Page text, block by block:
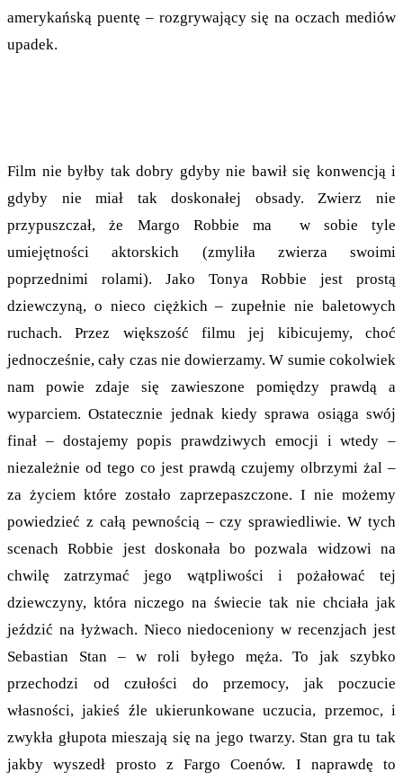
amerykańską puentę – rozgrywający się na oczach mediów
upadek.
Film nie byłby tak dobry gdyby nie bawił się konwencją i
gdyby nie miał tak doskonałej obsady. Zwierz nie
przypuszczał, że Margo Robbie ma w sobie tyle
umiejętności aktorskich (zmyliła zwierza swoimi
poprzednimi rolami). Jako Tonya Robbie jest prostą
dziewczyną, o nieco ciężkich – zupełnie nie baletowych
ruchach. Przez większość filmu jej kibicujemy, choć
jednocześnie, cały czas nie dowierzamy. W sumie cokolwiek
nam powie zdaje się zawieszone pomiędzy prawdą a
wyparciem. Ostatecznie jednak kiedy sprawa osiąga swój
finał – dostajemy popis prawdziwych emocji i wtedy –
niezależnie od tego co jest prawdą czujemy olbrzymi żal –
za życiem które zostało zaprzepaszczone. I nie możemy
powiedzieć z całą pewnością – czy sprawiedliwie. W tych
scenach Robbie jest doskonała bo pozwala widzowi na
chwilę zatrzymać jego wątpliwości i pożałować tej
dziewczyny, która niczego na świecie tak nie chciała jak
jeździć na łyżwach. Nieco niedoceniony w recenzjach jest
Sebastian Stan – w roli byłego męża. To jak szybko
przechodzi od czułości do przemocy, jak poczucie
własności, jakieś źle ukierunkowane uczucia, przemoc, i
zwykła głupota mieszają się na jego twarzy. Stan gra tu tak
jakby wyszedł prosto z Fargo Coenów. I naprawdę to